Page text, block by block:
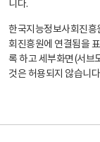
니다.
한국지능정보사회진흥
회진흥원에 연결됨을
록 하고 세부화면(서브
것은 허용되지 않습니